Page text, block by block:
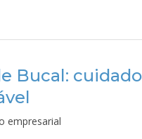
Bucal:
empresarial